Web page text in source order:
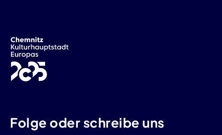
Folge oder schreibe uns